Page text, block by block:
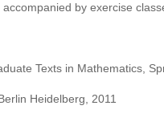
by exercise
Texts in Mathematics,
Heidelberg, 2011